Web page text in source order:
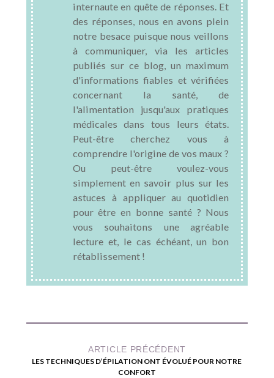
internaute en quête de réponses. Et
des réponses, nous en avons plein
notre besace puisque nous veillons
à communiquer, via les articles
publiés sur ce blog, un maximum
d'informations fiables et vérifiées
concernant la santé, de
l'alimentation jusqu'aux pratiques
médicales dans tous leurs états.
Peut-être cherchez vous à
comprendre l'origine de vos maux ?
Ou peut-être voulez-vous
simplement en savoir plus sur les
astuces à appliquer au quotidien
pour être en bonne santé ? Nous
vous souhaitons une agréable
lecture et, le cas échéant, un bon
rétablissement !
ARTICLE PRÉCÉDENT
LES TECHNIQUES D’ÉPILATION ONT ÉVOLUÉ POUR NOTRE
CONFORT